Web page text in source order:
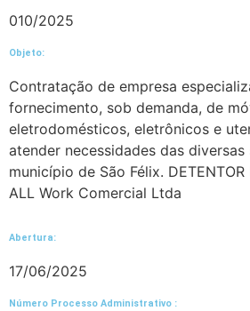
010/2025
Objeto:
Contratação de empresa
fornecimento, sob demanda, de
eletrodomésticos, eletrônicos e
atender necessidades das
município de São Félix. DETENTOR
ALL Work Comercial Ltda
Abertura:
17/06/2025
Número Processo Administrativo :